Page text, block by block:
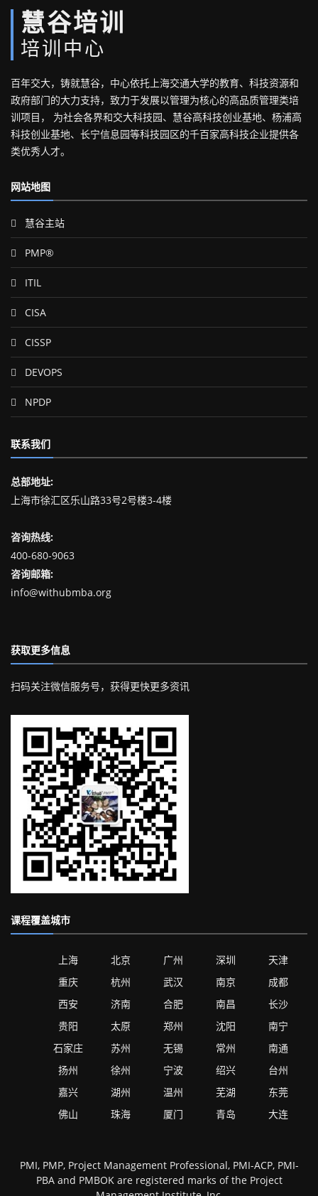
慧谷培训
培训中心
百年交大，铸就慧谷，中心依托上海交通大学的教育、科技资源和
政府部门的大力支持，致力于发展以管理为核心的高品质管理类培
训项目， 为社会各界和交大科技园、慧谷高科技创业基地、杨浦高
科技创业基地、长宁信息园等科技园区的千百家高科技企业提供各
类优秀人才。
网站地图
慧谷主站
PMP®
ITIL
CISA
CISSP
DEVOPS
NPDP
联系我们
总部地址:
上海市徐汇区乐山路33号2号楼3-4楼
咨询热线:
400-680-9063
咨询邮箱:
info@withubmba.org
获取更多信息
扫码关注微信服务号，获得更快更多资讯
课程覆盖城市
上海 北京 广州 深圳
天津
重庆
杭州 武汉 南京
成都
西安
济南 合肥 南昌
长沙
贵阳
太原 郑州 沈阳
南宁
石家庄
苏州 无锡 常州
南通
扬州
徐州 宁波 绍兴
台州
嘉兴
湖州 温州 芜湖
东莞
佛山
珠海 厦门 青岛 大连
PMI, PMP, Project Management Professional, PMI-ACP, PMI-
PBA and PMBOK are registered marks of the Project